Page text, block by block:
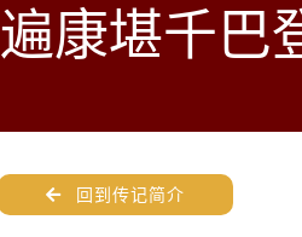
遍康堪千巴
回到传记简介